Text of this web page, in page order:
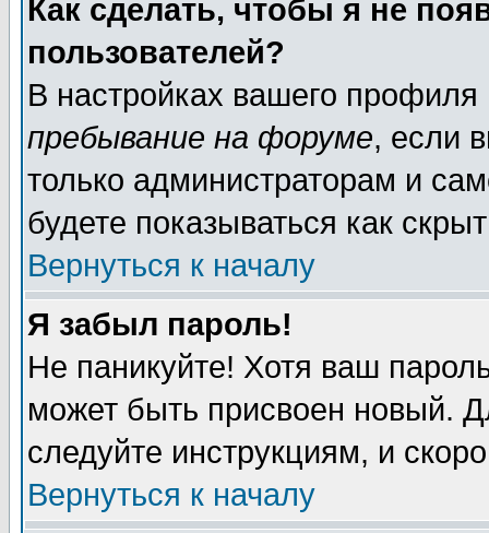
Как сделать, чтобы я не
пользователей?
В настройках вашего
пребывание на форуме, если
только администраторам и
будете показываться как
Вернуться к началу
Я забыл пароль!
Не паникуйте! Хотя ваш
может быть присвоен новый.
следуйте инструкциям, и
Вернуться к началу